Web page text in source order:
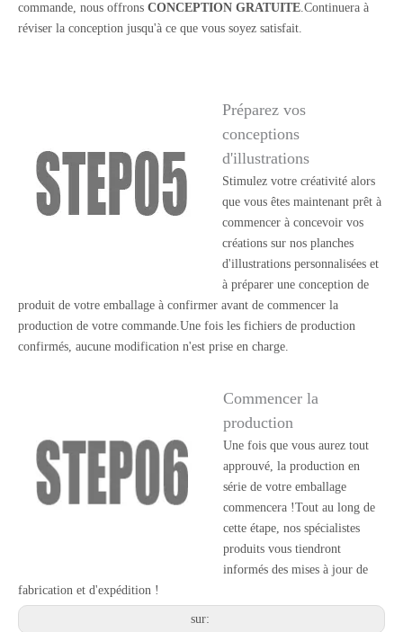
commande, nous offrons CONCEPTION GRATUITE.Continuera à
réviser la conception jusqu'à ce que vous soyez satisfait.
Préparez vos
conceptions
d'illustrations
Stimulez votre créativité alors
que vous êtes maintenant prêt à
commencer à concevoir vos
créations sur nos planches
d'illustrations personnalisées et
à préparer une conception de
produit de votre emballage à confirmer avant de commencer la
production de votre commande.Une fois les fichiers de production
confirmés, aucune modification n'est prise en charge.
Commencer la
production
Une fois que vous aurez tout
approuvé, la production en
série de votre emballage
commencera !Tout au long de
cette étape, nos spécialistes
produits vous tiendront
informés des mises à jour de
fabrication et d'expédition !
sur: